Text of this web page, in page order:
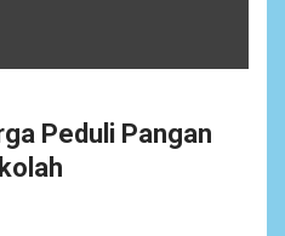
Peduli Pangan
PB HMI:
Koperasi
Pasal 33 UUD